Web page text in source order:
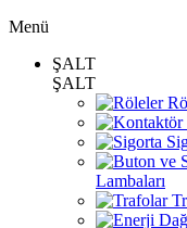
Menü
ŞALT
ŞALT
Lambaları